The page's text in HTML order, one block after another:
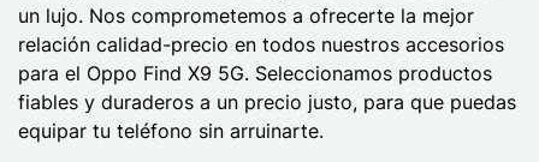
un lujo. Nos comprometemos a ofrecerte la mejor
relación calidad-precio en todos nuestros accesorios
para el Oppo Find X9 5G. Seleccionamos productos
fiables y duraderos a un precio justo, para que puedas
equipar tu teléfono sin arruinarte.